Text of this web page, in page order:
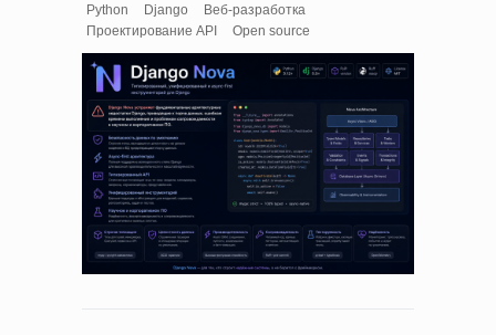
Python Django
Веб-разработка
Проектирование API
Open source